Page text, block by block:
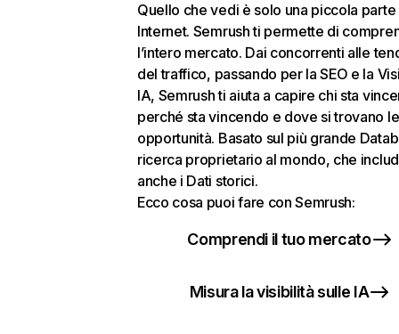
Quello che vedi è solo una piccola parte
Internet. Semrush ti permette di
l’intero mercato. Dai concorrenti alle
del traffico, passando per la SEO e la
IA, Semrush ti aiuta a capire chi sta
perché sta vincendo e dove si trovano
opportunità. Basato sul più grande
ricerca proprietario al mondo, che
anche i Dati storici.
Ecco cosa puoi fare con Semrush:
Comprendi il tuo mercato
Misura la visibilità sulle IA